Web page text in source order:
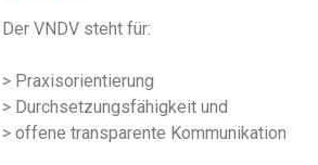
Der VNDV steht für:
> Praxisorientierung
> Durchsetzungsfähigkeit und
> offene transparente Kommunikation